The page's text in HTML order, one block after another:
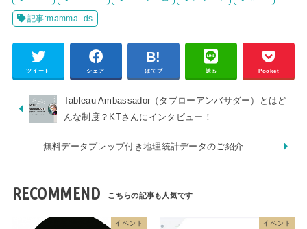
記事:mamma_ds
ツイート シェア はてブ 送る Pocket
Tableau Ambassador（タブローアンバサダー）とはど
んな制度？KTさんにインタビュー！
無料データプレップ付き地理統計データのご紹介
RECOMMEND
イベント イベント